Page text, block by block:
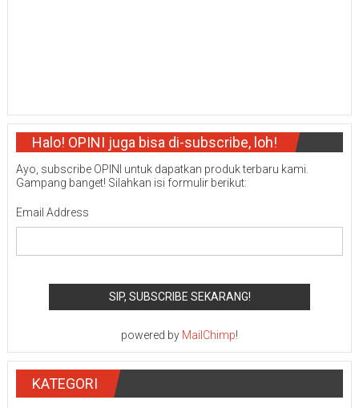
Halo! OPINI juga bisa di-subscribe, loh!
Ayo, subscribe OPINI untuk dapatkan produk terbaru kami.
Gampang banget! Silahkan isi formulir berikut:
Email Address
powered by MailChimp!
KATEGORI